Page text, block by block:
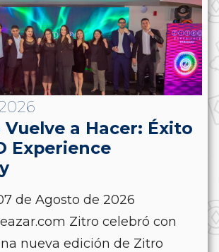
Vuelve a Hacer: Éxito
Experience
de Agosto de 2026
Zitro celebró con
nueva edición de Zitro